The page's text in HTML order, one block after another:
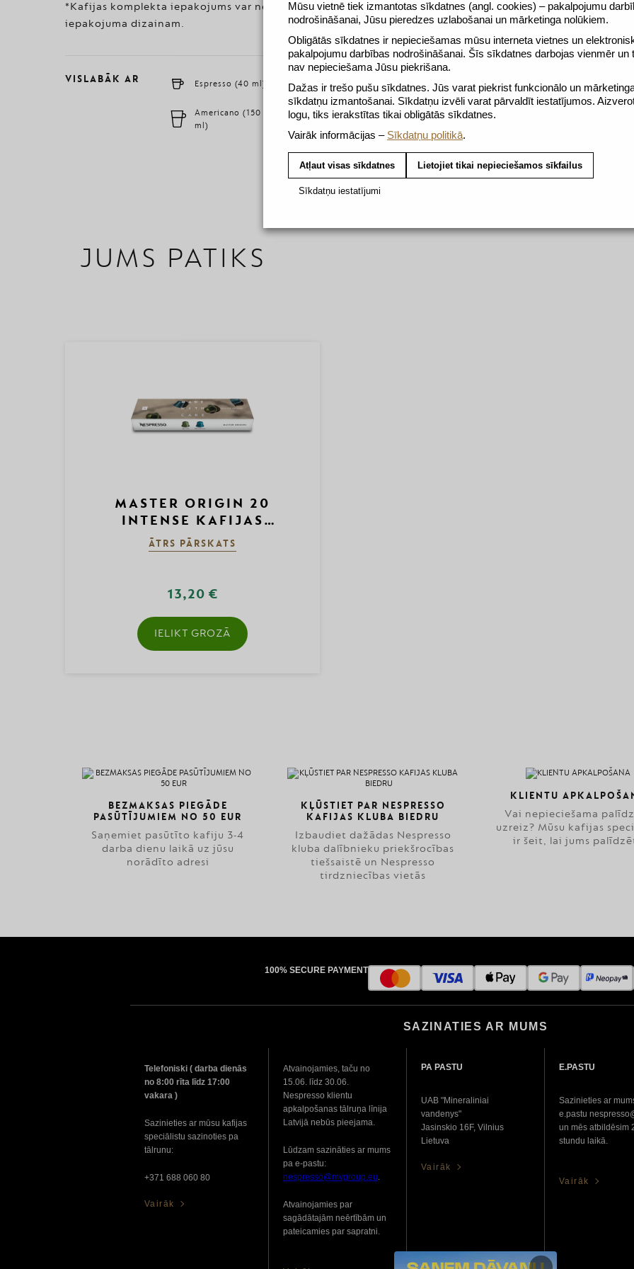
Mūsu vietnē tiek izmantotas sīkdatnes (angl. cookies) – pakalpojumu
nodrošināšanai, Jūsu pieredzes uzlabošanai un mārketinga nolūkiem.
Obligātās sīkdatnes ir nepieciešamas mūsu interneta vietnes un
pakalpojumu darbības nodrošināšanai. Šīs sīkdatnes darbojas vienmēr un
nav nepieciešama Jūsu piekrišana.
Dažas ir trešo pušu sīkdatnes. Jūs varat piekrist funkcionālo un
sīkdatņu izmantošanai. Sīkdatņu izvēli varat pārvaldīt iestatījumos.
logu, tiks ierakstītas tikai obligātās sīkdatnes.
Vairāk informācijas – Sīkdatņu politikā.
Atļaut visas sīkdatnes Lietojiet tikai nepieciešamos sīkfailus
Sīkdatņu iestatījumi
*Kafijas komplekta iepakojums var neatbilst attēlotajam
iepakojuma dizainam.
VISLABĀK AR Espresso (40 ml) Lungo (110 ml)
Americano (150
ml)
Ristretto (25 ml)
JUMS PATIKS
MASTER ORIGIN 20
INTENSE KAFIJAS
KAPSULU KOMPLEKTS
ĀTRS PĀRSKATS
13,20 €
IELIKT GROZĀ
BEZMAKSAS PIEGĀDE
PASŪTĪJUMIEM NO 50 EUR
Saņemiet pasūtīto kafiju 3-4
darba dienu laikā uz jūsu
norādīto adresi
KĻŪSTIET PAR NESPRESSO
KAFIJAS KLUBA BIEDRU
Izbaudiet dažādas Nespresso
kluba dalībnieku priekšrocības
tiešsaistē un Nespresso
tirdzniecības vietās
KLIENTU
Vai nepieciešama
uzreiz? Mūsu kafijas
ir šeit, lai jums
100% SECURE PAYMENT
SAZINATIES AR MUMS
Telefoniski ( darba dienās
no 8:00 rīta līdz 17:00
vakara )
Sazinieties ar mūsu kafijas
speciālistu sazinoties pa
tālrunu:
+371 688 060 80
Vairāk
Atvainojamies, taču no
15.06. līdz 30.06.
Nespresso klientu
apkalpošanas tālruņa līnija
Latvijā nebūs pieejama.
Lūdzam sazināties ar mums
pa e-pastu:
nespresso@mvgroup.eu.
Atvainojamies par
sagādātajām neērtībām un
pateicamies par sapratni.
PA PASTU
UAB "Mineraliniai
vandenys"
Jasinskio 16F, Vilnius
Lietuva
Vairāk
E.PASTU
Sazinieties ar
e.pastu
un mēs atbildēsim
stundu laikā.
Vairāk